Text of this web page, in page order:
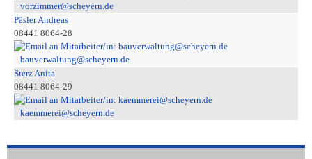
vorzimmer@scheyern.de
Päsler Andreas
08441 8064-28
bauverwaltung@scheyern.de
Sterz Anita
08441 8064-29
kaemmerei@scheyern.de